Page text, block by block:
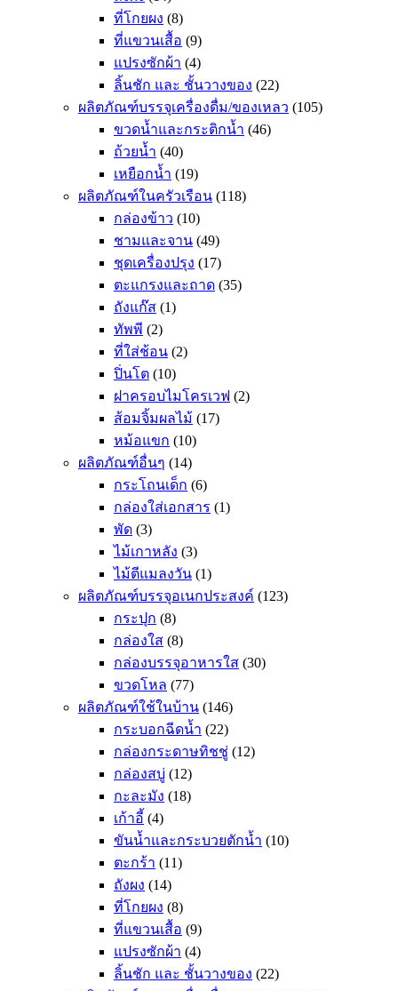
ที่โกยผง (8)
ที่แขวนเสื้อ (9)
แปรงซักผ้า (4)
ลิ้นชัก และ ชั้นวางของ (22)
ผลิตภัณฑ์บรรจุเครื่องดื่ม/ของเหลว (105)
ขวดน้ำและกระติกน้ำ (46)
ถ้วยน้ำ (40)
เหยือกน้ำ (19)
ผลิตภัณฑ์ในครัวเรือน (118)
กล่องข้าว (10)
ชามและจาน (49)
ชุดเครื่องปรุง (17)
ตะแกรงและถาด (35)
ถังแก๊ส (1)
ทัพพี (2)
ที่ใส่ช้อน (2)
ปิ่นโต (10)
ฝาครอบไมโครเวฟ (2)
ส้อมจิ้มผลไม้ (17)
หม้อแขก (10)
ผลิตภัณฑ์อื่นๆ (14)
กระโถนเด็ก (6)
กล่องใส่เอกสาร (1)
พัด (3)
ไม้เกาหลัง (3)
ไม้ตีแมลงวัน (1)
ผลิตภัณฑ์บรรจุอเนกประสงค์ (123)
กระปุก (8)
กล่องใส (8)
กล่องบรรจุอาหารใส (30)
ขวดโหล (77)
ผลิตภัณฑ์ใช้ในบ้าน (146)
กระบอกฉีดน้ำ (22)
กล่องกระดาษทิชชู่ (12)
กล่องสบู่ (12)
กะละมัง (18)
เก้าอี้ (4)
ขันน้ำและกระบวยตักน้ำ (10)
ตะกร้า (11)
ถังผง (14)
ที่โกยผง (8)
ที่แขวนเสื้อ (9)
แปรงซักผ้า (4)
ลิ้นชัก และ ชั้นวางของ (22)